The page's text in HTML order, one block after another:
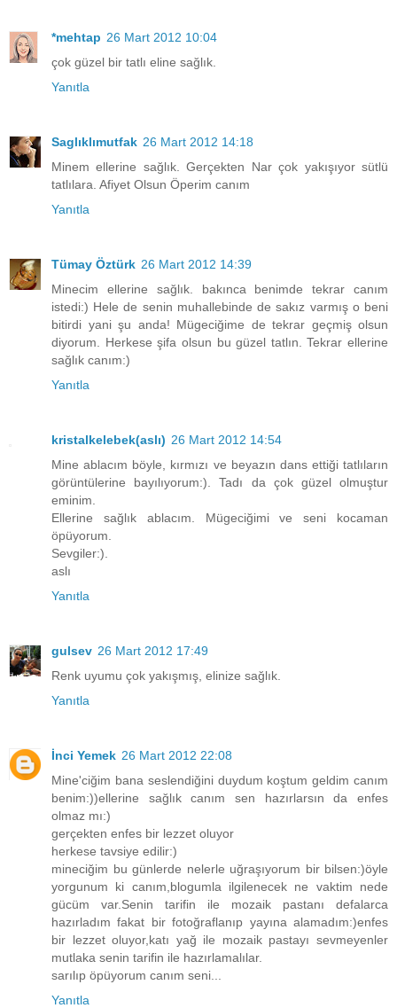
*mehtap 26 Mart 2012 10:04
çok güzel bir tatlı eline sağlık.
Yanıtla
Saglıklımutfak 26 Mart 2012 14:18
Minem ellerine sağlık. Gerçekten Nar çok yakışıyor sütlü
tatlılara. Afiyet Olsun Öperim canım
Yanıtla
Tümay Öztürk 26 Mart 2012 14:39
Minecim ellerine sağlık. bakınca benimde tekrar canım
istedi:) Hele de senin muhallebinde de sakız varmış o beni
bitirdi yani şu anda! Mügeciğime de tekrar geçmiş olsun
diyorum. Herkese şifa olsun bu güzel tatlın. Tekrar ellerine
sağlık canım:)
Yanıtla
kristalkelebek(aslı) 26 Mart 2012 14:54
Mine ablacım böyle, kırmızı ve beyazın dans ettiği tatlıların
görüntülerine bayılıyorum:). Tadı da çok güzel olmuştur
eminim.
Ellerine sağlık ablacım. Mügeciğimi ve seni kocaman
öpüyorum.
Sevgiler:).
aslı
Yanıtla
gulsev 26 Mart 2012 17:49
Renk uyumu çok yakışmış, elinize sağlık.
Yanıtla
İnci Yemek 26 Mart 2012 22:08
Mine'ciğim bana seslendiğini duydum koştum geldim canım
benim:))ellerine sağlık canım sen hazırlarsın da enfes
olmaz mı:)
gerçekten enfes bir lezzet oluyor
herkese tavsiye edilir:)
mineciğim bu günlerde nelerle uğraşıyorum bir bilsen:)öyle
yorgunum ki canım,blogumla ilgilenecek ne vaktim nede
gücüm var.Senin tarifin ile mozaik pastanı defalarca
hazırladım fakat bir fotoğraflanıp yayına alamadım:)enfes
bir lezzet oluyor,katı yağ ile mozaik pastayı sevmeyenler
mutlaka senin tarifin ile hazırlamalılar.
sarılıp öpüyorum canım seni...
Yanıtla